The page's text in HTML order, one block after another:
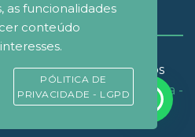
Medical Brasil - Todos os
por
D&M Agência -
as funcionalidades
conteúdo
PÓLITICA DE
PRIVACIDADE - LGPD